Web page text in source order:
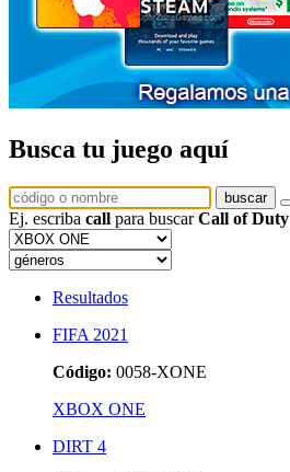
Busca tu juego aquí
buscar
Ej. escriba call para buscarCall of Duty
Resultados
FIFA 2021
Código: 0058-XONE
XBOX ONE
DIRT 4